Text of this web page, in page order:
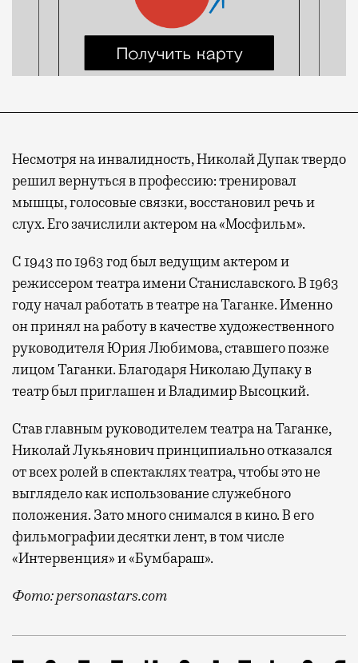
Несмотря на инвалидность, Николай Дупак твердо
решил вернуться в профессию: тренировал
мышцы, голосовые связки, восстановил речь и
слух. Его зачислили актером на «Мосфильм».
C 1943 по 1963 год был ведущим актером и
режиссером театра имени Станиславского. В 1963
году начал работать в театре на Таганке. Именно
он принял на работу в качестве художественного
руководителя Юрия Любимова, ставшего позже
лицом Таганки. Благодаря Николаю Дупаку в
театр был приглашен и Владимир Высоцкий.
Став главным руководителем театра на Таганке,
Николай Лукьянович принципиально отказался
от всех ролей в спектаклях театра, чтобы это не
выглядело как использование служебного
положения. Зато много снимался в кино. В его
фильмографии десятки лент, в том числе
«Интервенция» и «Бумбараш».
Фото: personastars.com
Почти 30 лет он руководил театром на Таганке,